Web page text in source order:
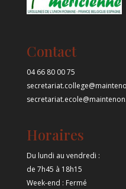
Contact
04 66 80 00 75
Horaires
Du lundi au vendredi :
de 7h45 à 18h15
Week-end : Fermé